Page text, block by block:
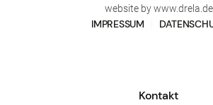
website by www.drela.de
IMPRESSUM
Kontakt